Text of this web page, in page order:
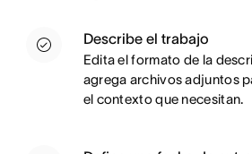
Describe el trabajo
Edita el formato de la
agrega archivos adjuntos
el contexto que necesitan.